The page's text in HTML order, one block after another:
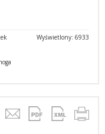
Wyświetlony: 6933